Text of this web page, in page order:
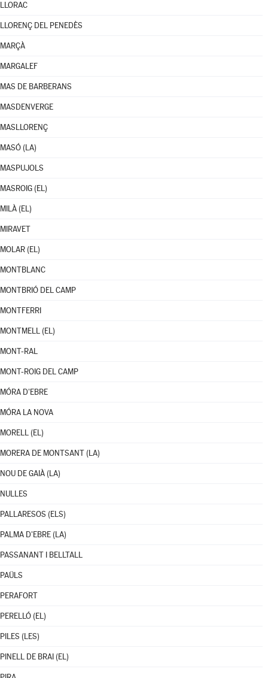
LLORAC
LLORENÇ DEL PENEDÈS
MARÇÀ
MARGALEF
MAS DE BARBERANS
MASDENVERGE
MASLLORENÇ
MASÓ (LA)
MASPUJOLS
MASROIG (EL)
MILÀ (EL)
MIRAVET
MOLAR (EL)
MONTBLANC
MONTBRIÓ DEL CAMP
MONTFERRI
MONTMELL (EL)
MONT-RAL
MONT-ROIG DEL CAMP
MÓRA D'EBRE
MÓRA LA NOVA
MORELL (EL)
MORERA DE MONTSANT (LA)
NOU DE GAIÀ (LA)
NULLES
PALLARESOS (ELS)
PALMA D'EBRE (LA)
PASSANANT I BELLTALL
PAÜLS
PERAFORT
PERELLÓ (EL)
PILES (LES)
PINELL DE BRAI (EL)